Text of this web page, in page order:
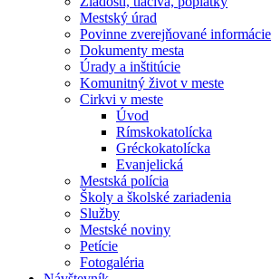
Mestský úrad
Povinne zverejňované informácie
Dokumenty mesta
Úrady a inštitúcie
Komunitný život v meste
Cirkvi v meste
Úvod
Rímskokatolícka
Gréckokatolícka
Evanjelická
Mestská polícia
Školy a školské zariadenia
Služby
Mestské noviny
Petície
Fotogaléria